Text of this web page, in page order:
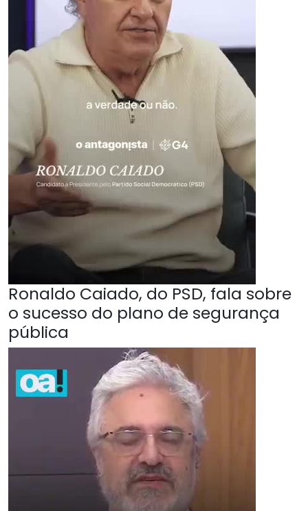
Ronaldo Caiado, do PSD, fala sobre
o sucesso do plano de segurança
pública